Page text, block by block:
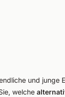
und junge
welche